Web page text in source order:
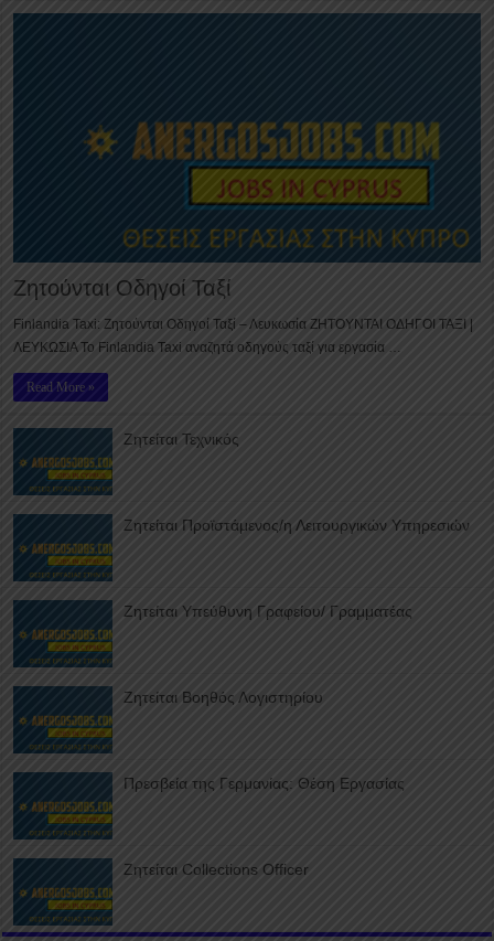
Ζητούνται Οδηγοί Ταξί
Finlandia Taxi: Ζητούνται Οδηγοί Ταξί – Λευκωσία ΖΗΤΟΥΝΤΑΙ ΟΔΗΓΟΙ ΤΑΞΙ |
ΛΕΥΚΩΣΙΑ Το Finlandia Taxi αναζητά οδηγούς ταξί για εργασία …
Read More »
Ζητείται Τεχνικός
Ζητείται Προϊστάμενος/η Λειτουργικών Υπηρεσιών
Ζητείται Υπεύθυνη Γραφείου/ Γραμματέας
Ζητείται Βοηθός Λογιστηρίου
Πρεσβεία της Γερμανίας: Θέση Εργασίας
Ζητείται Collections Officer